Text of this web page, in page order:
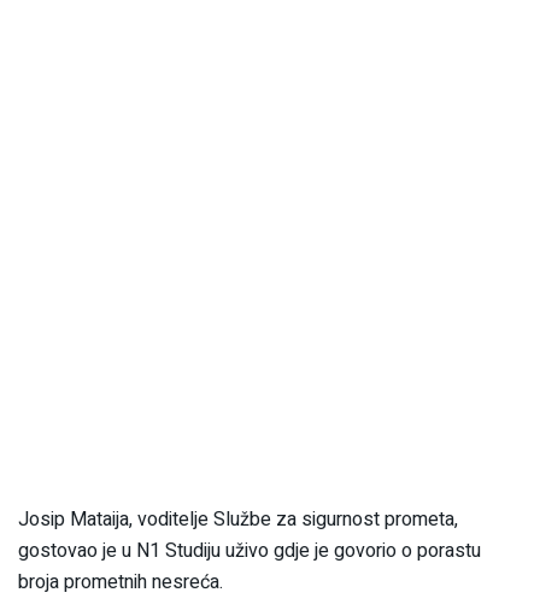
Josip Mataija, voditelje Službe za sigurnost prometa,
gostovao je u N1 Studiju uživo gdje je govorio o porastu
broja prometnih nesreća.